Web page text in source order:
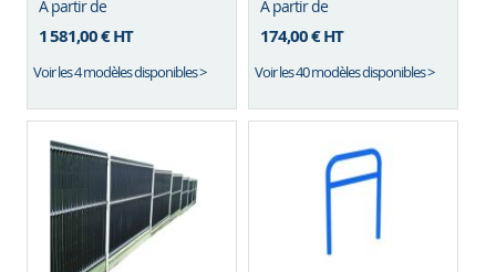
À partir de
1 581,00 €HT
Voir les 4 modèles disponibles >
À partir de
174,00 €HT
Voir les 40 modèles disponibles >